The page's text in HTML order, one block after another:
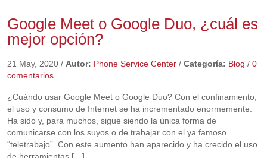
Google Meet o Google Duo, ¿cuál es
mejor opción?
21 May, 2020/ Autor: Phone Service Center/ Categoría: Blog / 0
comentarios
¿Cuándo usar Google Meet o Google Duo? Con el confinamiento,
el uso y consumo de Internet se ha incrementado enormemente.
Ha sido y, para muchos, sigue siendo la única forma de
comunicarse con los suyos o de trabajar con el ya famoso
“teletrabajo”. Con este aumento han aparecido y ha crecido el uso